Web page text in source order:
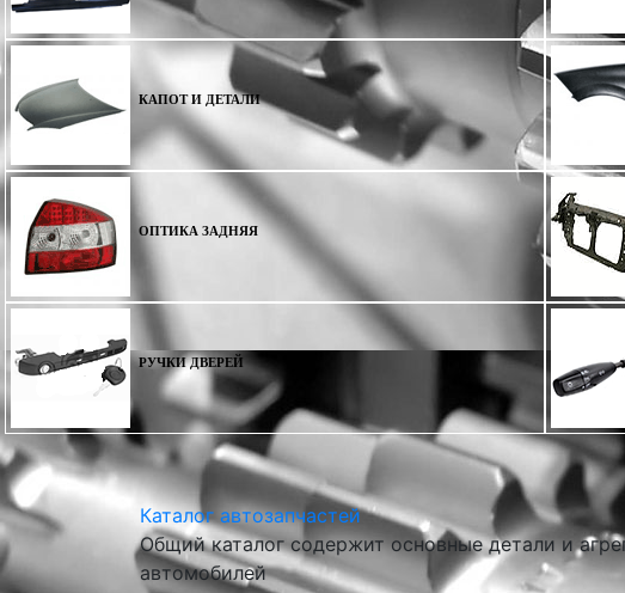
КАПОТ И ДЕТАЛИ
ОПТИКА ЗАДНЯЯ
РУЧКИ ДВЕРЕЙ
Каталог автозапчастей
Общий каталог содержит основные детали и
автомобилей